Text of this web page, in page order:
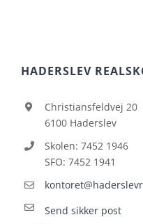
HADERSLEV
Christiansfeldvej 20
6100 Haderslev
Skolen: 7452 1946
SFO: 7452 1941
Send sikker post